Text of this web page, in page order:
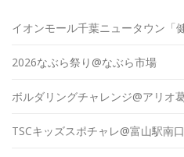
イオンモール千葉ニュータウン「
2026なぶら祭り@なぶら市場
ボルダリングチャレンジ@アリオ
TSCキッズスポチャレ@富山駅南